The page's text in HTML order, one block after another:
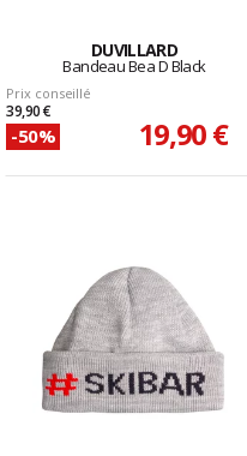
DUVILLARD
Bandeau Bea D Black
Prix conseillé
39,90 €
-50% 19,90 €